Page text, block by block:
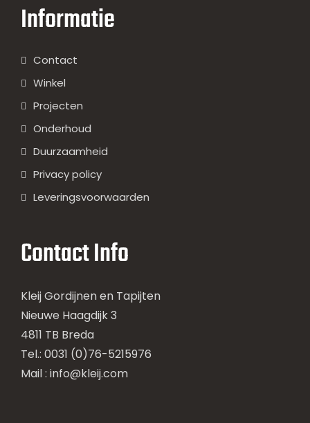
Informatie
Contact
Winkel
Projecten
Onderhoud
Duurzaamheid
Privacy policy
Leveringsvoorwaarden
Contact Info
Kleij Gordijnen en Tapijten
Nieuwe Haagdijk 3
4811 TB Breda
Tel.: 0031 (0)76-5215976
Mail : info@kleij.com